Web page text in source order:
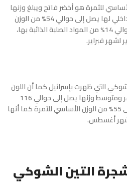
للثمرة هو أخضر فاتح ويبلغ وزنها
حوالي 139 جرام، كما أن اللب الداخلي لها يصل إلى حوالي 54% من الوزن
الأساسي للثمرة ويحتوي على حوالي 14% من المواد الصلبة الذائبة بها،
لشهر فبراير.
التي ظهرت بإسرائيل كما أن اللون
الأساسي للثمرة هو اللون الأصفر ومتوسط وزنها يصل إلى حوالي 116
جرام ويصل اللوب الداخلي لها إلى 55% من الوزن الأساسي للثمرة كما أنها
شهر أغسطس.
التين الشوكي